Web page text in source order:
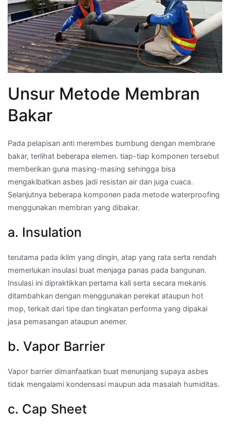
Unsur Metode Membran
Bakar
Pada pelapisan anti merembes bumbung dengan membrane
bakar, terlihat beberapa elemen. tiap-tiap komponen tersebut
memberikan guna masing-masing sehingga bisa
mengakibatkan asbes jadi resistan air dan juga cuaca.
Selanjutnya beberapa komponen pada metode waterproofing
menggunakan membran yang dibakar.
a. Insulation
terutama pada iklim yang dingin, atap yang rata serta rendah
memerlukan insulasi buat menjaga panas pada bangunan.
Insulasi ini dipraktikkan pertama kali serta secara mekanis
ditambahkan dengan menggunakan perekat ataupun hot
mop, terkait dari tipe dan tingkatan performa yang dipakai
jasa pemasangan ataupun anemer.
b. Vapor Barrier
Vapor barrier dimanfaatkan buat menunjang supaya asbes
tidak mengalami kondensasi maupun ada masalah humiditas.
c. Cap Sheet